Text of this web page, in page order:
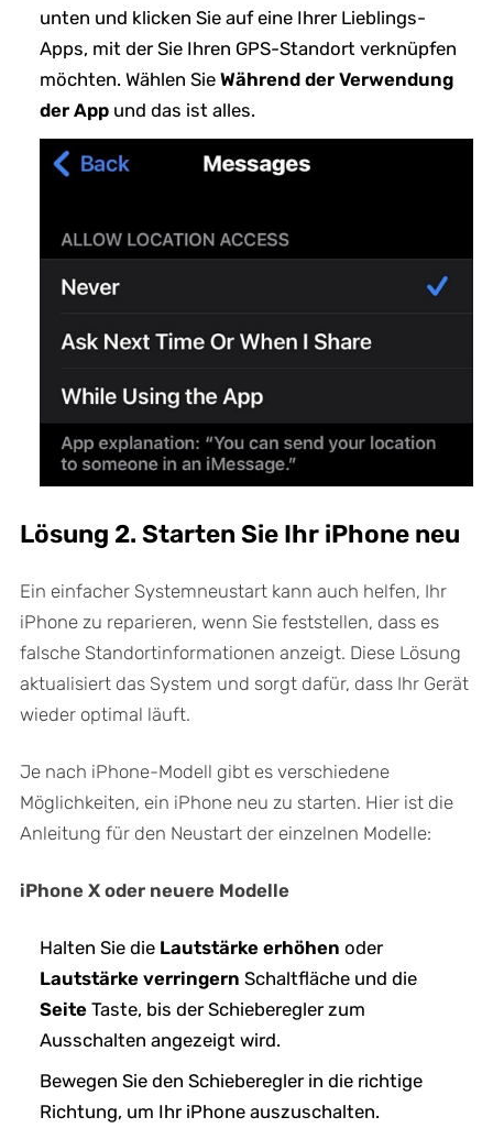
unten und klicken Sie auf eine Ihrer Lieblings-
Apps, mit der Sie Ihren GPS-Standort verknüpfen
möchten. Wählen Sie Während der Verwendung
der Appund das ist alles.
Lösung 2. Starten Sie Ihr iPhone neu
Ein einfacher Systemneustart kann auch helfen, Ihr
iPhone zu reparieren, wenn Sie feststellen, dass es
falsche Standortinformationen anzeigt. Diese Lösung
aktualisiert das System und sorgt dafür, dass Ihr Gerät
wieder optimal läuft.
Je nach iPhone-Modell gibt es verschiedene
Möglichkeiten, ein iPhone neu zu starten. Hier ist die
Anleitung für den Neustart der einzelnen Modelle:
iPhone X oder neuere Modelle
Halten Sie die Lautstärke erhöhen oder
Lautstärke verringern Schaltfläche und die
SeiteTaste, bis der Schieberegler zum
Ausschalten angezeigt wird.
Bewegen Sie den Schieberegler in die richtige
Richtung, um Ihr iPhone auszuschalten.